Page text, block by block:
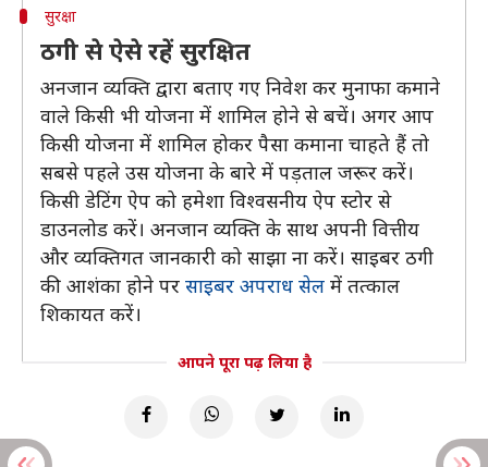
सुरक्षा
ठगी से ऐसे रहें सुरक्षित
अनजान व्यक्ति द्वारा बताए गए निवेश कर मुनाफा कमाने
वाले किसी भी योजना में शामिल होने से बचें। अगर आप
किसी योजना में शामिल होकर पैसा कमाना चाहते हैं तो
सबसे पहले उस योजना के बारे में पड़ताल जरूर करें।
किसी डेटिंग ऐप को हमेशा विश्वसनीय ऐप स्टोर से
डाउनलोड करें। अनजान व्यक्ति के साथ अपनी वित्तीय
और व्यक्तिगत जानकारी को साझा ना करें। साइबर ठगी
की आशंका होने पर साइबर अपराध सेल में तत्काल
शिकायत करें।
आपने पूरा पढ़ लिया है